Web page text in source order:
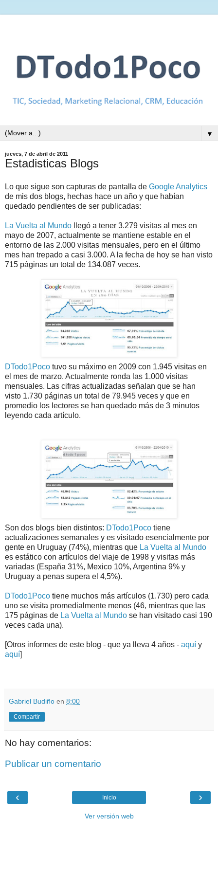
▼
jueves, 7 de abril de 2011
Estadisticas Blogs
Lo que sigue son capturas de pantalla de Google Analytics
de mis dos blogs, hechas hace un año y que habían
quedado pendientes de ser publicadas:
La Vuelta al Mundo llegó a tener 3.279 visitas al mes en
mayo de 2007, actualmente se mantiene estable en el
entorno de las 2.000 visitas mensuales, pero en el último
mes han trepado a casi 3.000. A la fecha de hoy se han visto
715 páginas un total de 134.087 veces.
DTodo1Poco tuvo su máximo en 2009 con 1.945 visitas en
el mes de marzo. Actualmente ronda las 1.000 visitas
mensuales. Las cifras actualizadas señalan que se han
visto 1.730 páginas un total de 79.945 veces y que en
promedio los lectores se han quedado más de 3 minutos
leyendo cada artículo.
Son dos blogs bien distintos: DTodo1Poco tiene
actualizaciones semanales y es visitado esencialmente por
gente en Uruguay (74%), mientras que La Vuelta al Mundo
es estático con artículos del viaje de 1998 y visitas más
variadas (España 31%, Mexico 10%, Argentina 9% y
Uruguay a penas supera el 4,5%).
DTodo1Poco tiene muchos más artículos (1.730) pero cada
uno se visita promedialmente menos (46, mientras que las
175 páginas de La Vuelta al Mundo se han visitado casi 190
veces cada una).
[Otros informes de este blog - que ya lleva 4 años - aquí y
aquí]
Gabriel Budiño en 8:00
Compartir
No hay comentarios:
Publicar un comentario
‹ ›
Inicio
Ver versión web